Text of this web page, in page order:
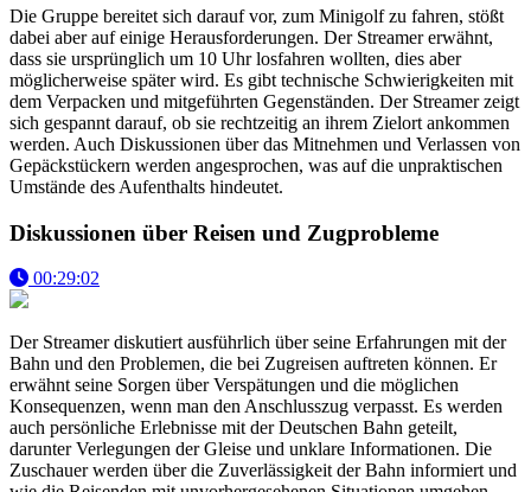
Die Gruppe bereitet sich darauf vor, zum Minigolf zu fahren, stößt
dabei aber auf einige Herausforderungen. Der Streamer erwähnt,
dass sie ursprünglich um 10 Uhr losfahren wollten, dies aber
möglicherweise später wird. Es gibt technische Schwierigkeiten mit
dem Verpacken und mitgeführten Gegenständen. Der Streamer zeigt
sich gespannt darauf, ob sie rechtzeitig an ihrem Zielort ankommen
werden. Auch Diskussionen über das Mitnehmen und Verlassen von
Gepäckstückern werden angesprochen, was auf die unpraktischen
Umstände des Aufenthalts hindeutet.
Diskussionen über Reisen und Zugprobleme
00:29:02
Der Streamer diskutiert ausführlich über seine Erfahrungen mit der
Bahn und den Problemen, die bei Zugreisen auftreten können. Er
erwähnt seine Sorgen über Verspätungen und die möglichen
Konsequenzen, wenn man den Anschlusszug verpasst. Es werden
auch persönliche Erlebnisse mit der Deutschen Bahn geteilt,
darunter Verlegungen der Gleise und unklare Informationen. Die
Zuschauer werden über die Zuverlässigkeit der Bahn informiert und